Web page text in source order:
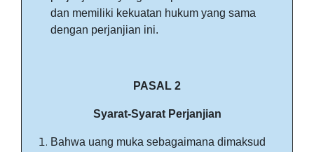
dan memiliki kekuatan hukum yang sama
dengan perjanjian ini.
PASAL 2
Syarat-Syarat Perjanjian
Bahwa uang muka sebagaimana dimaksud